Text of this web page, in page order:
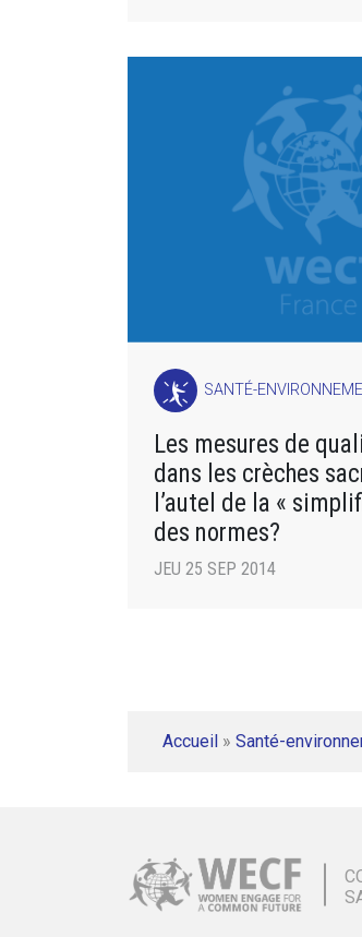
SANTÉ-
Les mesures de
dans les crèches
l’autel de la «
des normes?
JEU 25 SEP 2014
Accueil » Santé-